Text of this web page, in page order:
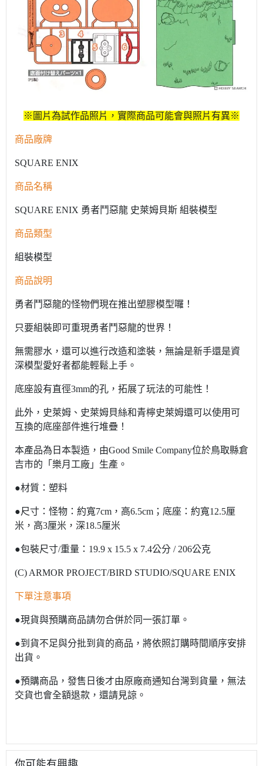
※圖片為試作品照片，實際商品可能會與照片有異※
商品廠牌
SQUARE ENIX
商品名稱
SQUARE ENIX 勇者鬥惡龍 史萊姆貝斯 組裝模型
商品類型
組裝模型
商品說明
勇者鬥惡龍的怪物們現在推出塑膠模型囉！
只要組裝即可重現勇者鬥惡龍的世界！
無需膠水，還可以進行改造和塗裝，無論是新手還是資
深模型愛好者都能輕鬆上手。
底座設有直徑3mm的孔，拓展了玩法的可能性！
此外，史萊姆、史萊姆貝絲和青檸史萊姆還可以使用可
互換的底座部件進行堆疊！
本產品為日本製造，由Good Smile Company位於鳥取縣倉
吉市的「樂月工廠」生產。
●材質：塑料
●尺寸：怪物：約寬7cm，高6.5cm；底座：約寬12.5厘
米，高3厘米，深18.5厘米
●包裝尺寸/重量：19.9 x 15.5 x 7.4公分 / 206公克
(C) ARMOR PROJECT/BIRD STUDIO/SQUARE ENIX
下單注意事項
●現貨與預購商品請勿合併於同一張訂單。
●到貨不足與分批到貨的商品，將依照訂購時間順序安排
出貨。
●預購商品，發售日後才由原廠商通知台灣到貨量，無法
交貨也會全額退款，還請見諒。